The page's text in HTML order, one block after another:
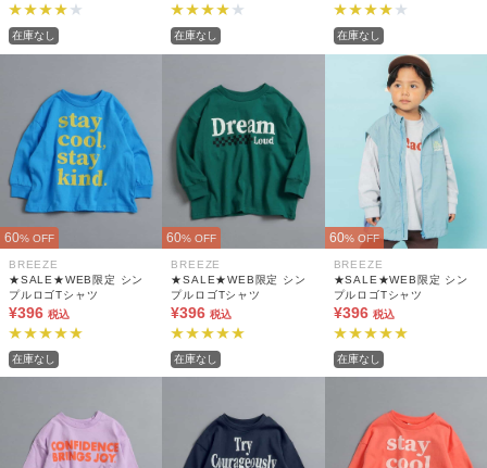
在庫なし 在庫なし 在庫なし
60% OFF
BREEZE
★SALE★WEB限定 シン
プルロゴTシャツ
¥396 税込
在庫なし
60% OFF
BREEZE
★SALE★WEB限定 シン
プルロゴTシャツ
¥396 税込
在庫なし
60% OFF
BREEZE
★SALE★WEB限定 シン
プルロゴTシャツ
¥396 税込
在庫なし